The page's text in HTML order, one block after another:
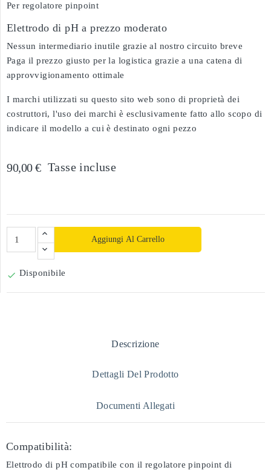
Per regolatore pinpoint
Elettrodo di pH a prezzo moderato
Nessun intermediario inutile grazie al nostro circuito breve
Paga il prezzo giusto per la logistica grazie a una catena di
approvvigionamento ottimale
I marchi utilizzati su questo sito web sono di proprietà dei
costruttori, l'uso dei marchi è esclusivamente fatto allo scopo di
indicare il modello a cui è destinato ogni pezzo
90,00 € Tasse incluse
Aggiungi Al Carrello
 Disponibile
Descrizione
Dettagli Del Prodotto
Documenti Allegati
Compatibilità:
Elettrodo di pH compatibile con il regolatore pinpoint di